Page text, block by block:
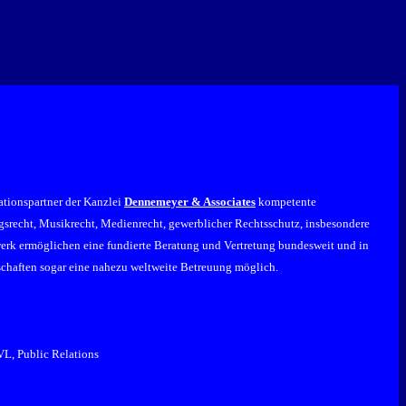
der Kanzlei Dennemeyer & Associates kompetente
Musikrecht, Medienrecht, gewerblicher Rechtsschutz, insbesondere
ermöglichen eine fundierte Beratung und Vertretung bundesweit und in
sogar eine nahezu weltweite Betreuung möglich.
Public Relations